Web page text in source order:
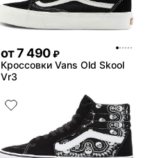
от7 490 ₽
Кроссовки Vans Old Skool
Vr3